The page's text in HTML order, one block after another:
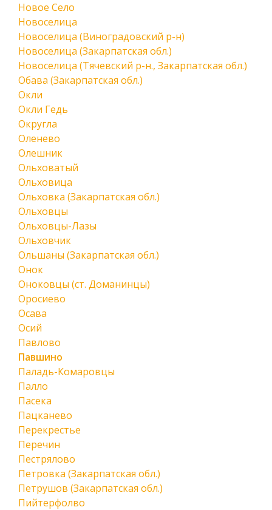
Новое Село
Новоселица
Новоселица (Виноградовский р-н)
Новоселица (Закарпатская обл.)
Новоселица (Тячевский р-н., Закарпатская обл.)
Обава (Закарпатская обл.)
Окли
Окли Гедь
Округла
Оленево
Олешник
Ольховатый
Ольховица
Ольховка (Закарпатская обл.)
Ольховцы
Ольховцы-Лазы
Ольховчик
Ольшаны (Закарпатская обл.)
Онок
Оноковцы (ст. Доманинцы)
Оросиево
Осава
Осий
Павлово
Павшино
Паладь-Комаровцы
Палло
Пасека
Пацканево
Перекрестье
Перечин
Пестрялово
Петровка (Закарпатская обл.)
Петрушов (Закарпатская обл.)
Пийтерфолво